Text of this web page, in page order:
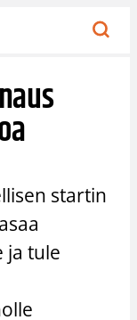
startin
ja tule